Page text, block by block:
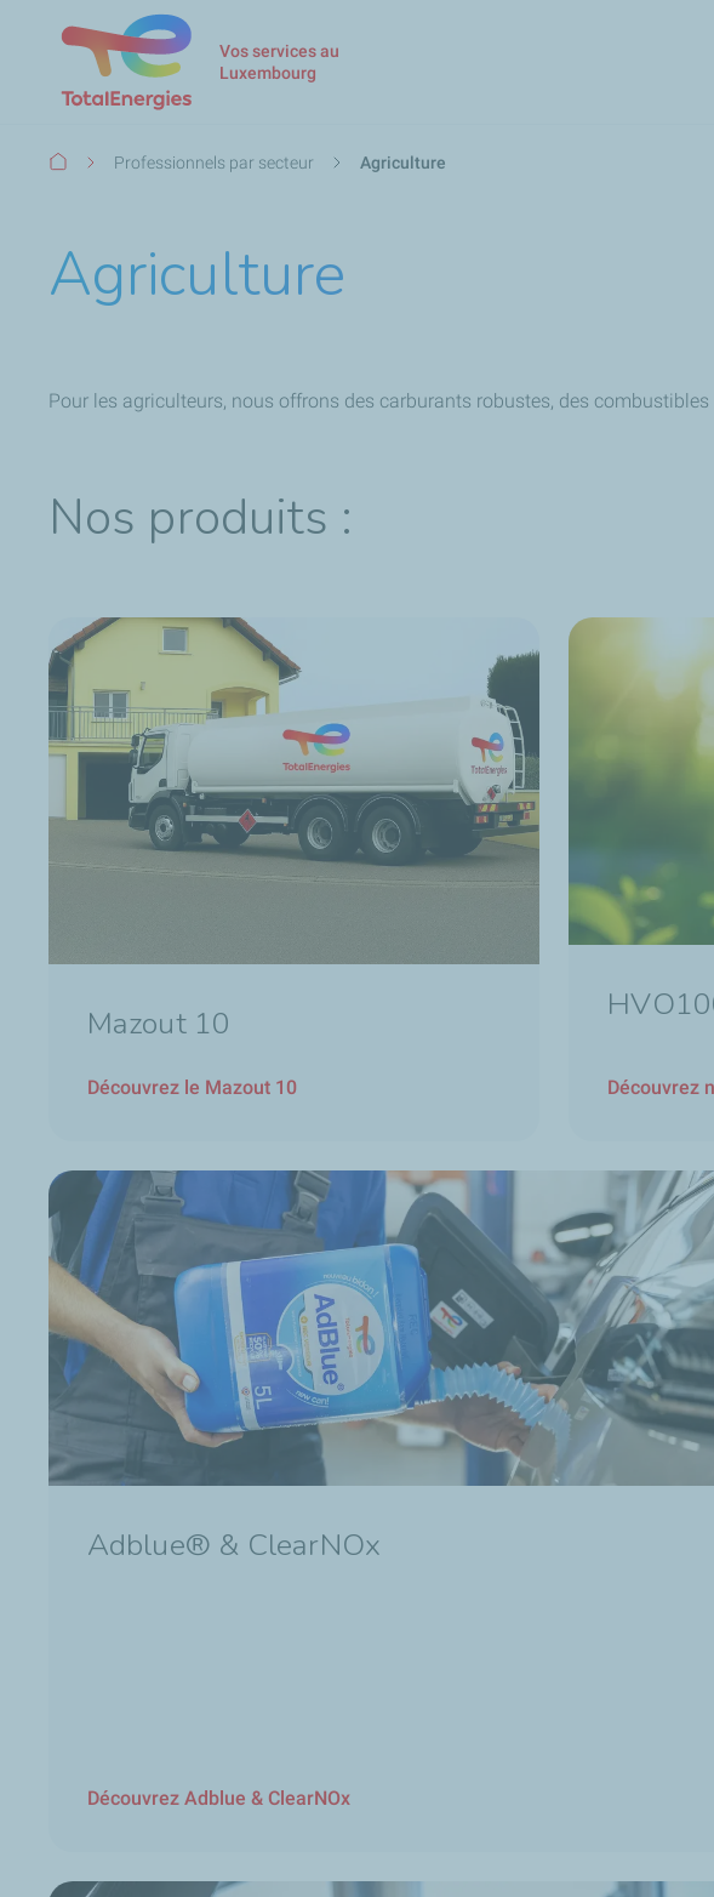
Vos services au
Luxembourg
Fil
Professionnels par secteur Agriculture
Agriculture
Pour les agriculteurs, nous offrons des carburants robustes, des
Nos produits :
Mazout 10
Découvrez le Mazout 10 Découvrez
Adblue® & ClearNOx
Découvrez Adblue & ClearNOx